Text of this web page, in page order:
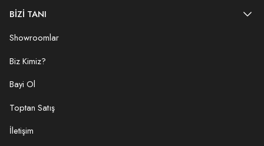
BİZİ TANI
Showroomlar
Biz Kimiz?
Bayi Ol
Toptan Satış
İletişim